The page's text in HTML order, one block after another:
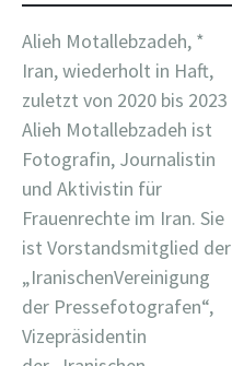
Alieh Motallebzadeh, *
Iran, wiederholt in Haft,
zuletzt von 2020 bis 2023
Alieh Motallebzadeh ist
Fotografin, Journalistin
und Aktivistin für
Frauenrechte im Iran. Sie
ist Vorstandsmitglied der
„IranischenVereinigung
der Pressefotografen“,
Vizepräsidentin